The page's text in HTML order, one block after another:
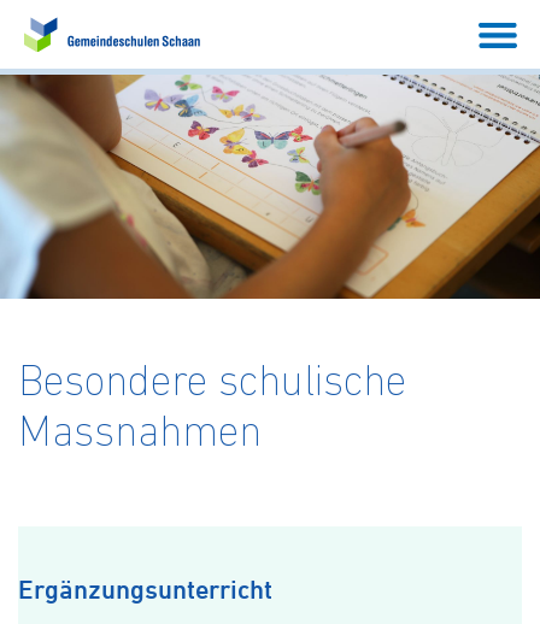
Besondere schulische
Massnahmen
Ergänzungsunterricht